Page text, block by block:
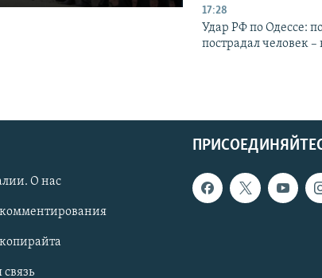
17:28
Удар РФ по Одессе:
пострадал человек –
О нас